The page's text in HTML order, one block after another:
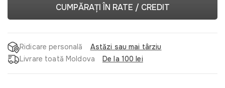
CUMPĂRAȚI ÎN RATE / CREDIT
Ridicare personală
Astăzi sau mai târziu
Livrare toată Moldova
De la 100 lei